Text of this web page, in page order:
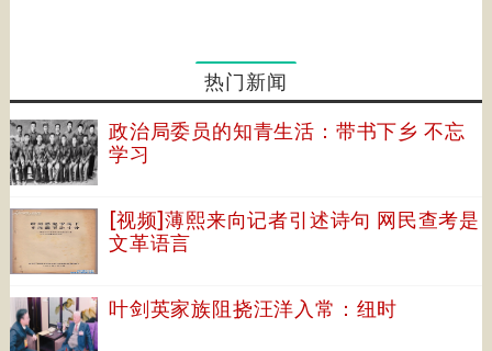
热门新闻
政治局委员的知青生活：带书下乡 不忘
学习
[视频]薄熙来向记者引述诗句 网民查考是
文革语言
叶剑英家族阻挠汪洋入常：纽时